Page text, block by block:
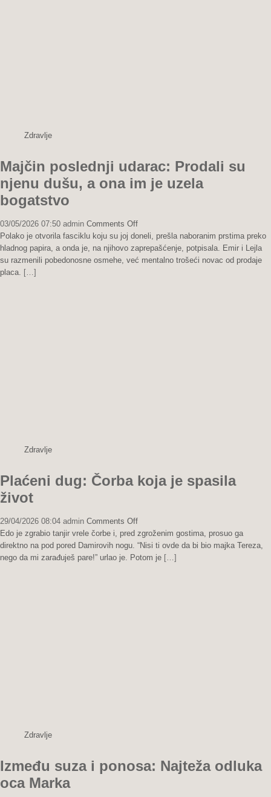
Zdravlje
Majčin poslednji udarac: Prodali su
njenu dušu, a ona im je uzela
bogatstvo
03/05/2026 07:50 admin Comments Offon
Majčin
poslednji
udarac:
Polako je otvorila fasciklu koju su joj doneli, prešla naboranim prstima preko
hladnog papira, a onda je, na njihovo zaprepašćenje, potpisala. Emir i Lejla
su razmenili pobedonosne osmehe, već mentalno trošeći novac od prodaje
placa. […]
Zdravlje
Plaćeni dug: Čorba koja je spasila
život
29/04/2026 08:04 admin Comments Offon
Plaćeni
dug:
Čorba
Edo je zgrabio tanjir vrele čorbe i, pred zgroženim gostima, prosuo ga
direktno na pod pored Damirovih nogu. “Nisi ti ovde da bi bio majka Tereza,
nego da mi zarađuješ pare!” urlao je. Potom je […]
Zdravlje
Između suza i ponosa: Najteža odluka
oca Marka